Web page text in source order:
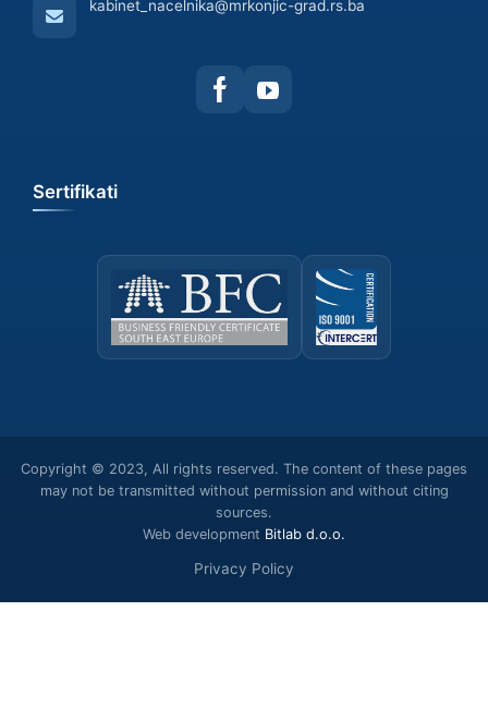
kabinet_nacelnika@mrkonjic-grad.rs.ba
Sertifikati
Copyright © 2023, All rights reserved. The content of these pages
may not be transmitted without permission and without citing
sources.
Web development Bitlab d.o.o.
Privacy Policy